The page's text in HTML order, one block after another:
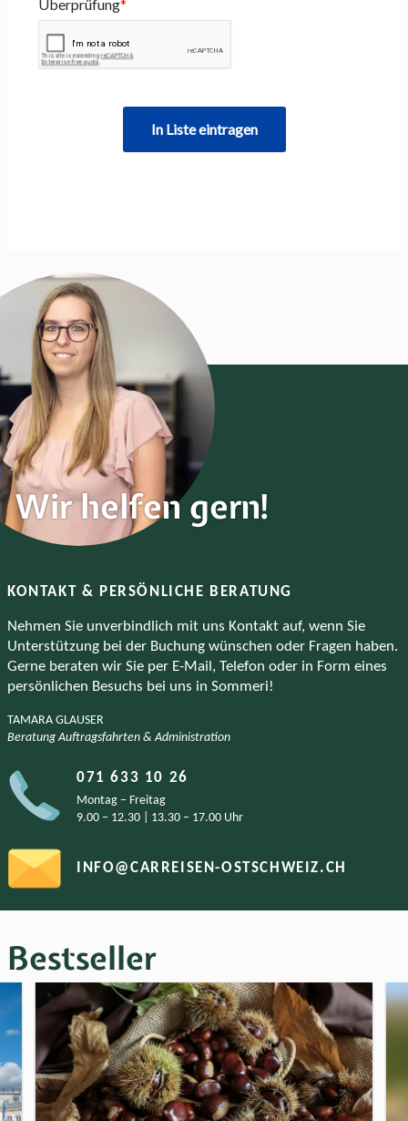
Wir helfen gern!
KONTAKT & PERSÖNLICHE BERATUNG
Nehmen Sie unverbindlich mit uns Kontakt auf, wenn Sie
Unterstützung bei der Buchung wünschen oder Fragen haben.
Gerne beraten wir Sie per E-Mail, Telefon oder in Form eines
persönlichen Besuchs bei uns in Sommeri!
TAMARA GLAUSER
Beratung Auftragsfahrten & Administration
071 633 10 26
Montag − Freitag
9.00 − 12.30 | 13.30 − 17.00 Uhr
INFO@CARREISEN-OSTSCHWEIZ.CH
Bestseller